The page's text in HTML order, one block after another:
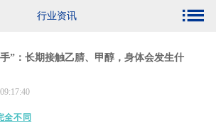
行业资讯
”：长期接触乙腈、甲醇，身体会发生什
全不同